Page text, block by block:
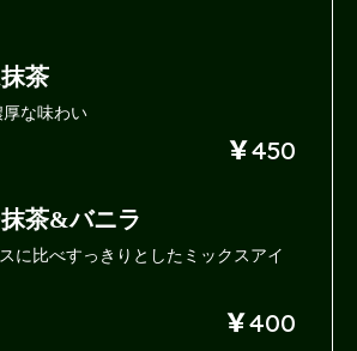
茶
な味わい
￥450
茶&バニラ
に比べすっきりとしたミックスアイ
￥400